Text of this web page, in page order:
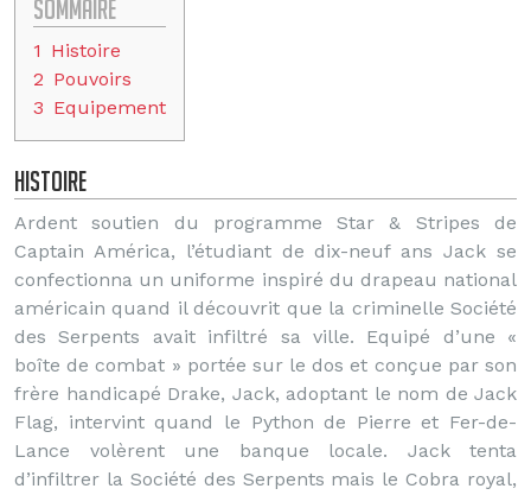
Sommaire
1 Histoire
2 Pouvoirs
3 Equipement
Histoire
Ardent soutien du programme Star & Stripes de
Captain América, l’étudiant de dix-neuf ans Jack se
confectionna un uniforme inspiré du drapeau national
américain quand il découvrit que la criminelle Société
des Serpents avait infiltré sa ville. Equipé d’une «
boîte de combat » portée sur le dos et conçue par son
frère handicapé Drake, Jack, adoptant le nom de Jack
Flag, intervint quand le Python de Pierre et Fer-de-
Lance volèrent une banque locale. Jack tenta
d’infiltrer la Société des Serpents mais le Cobra royal,